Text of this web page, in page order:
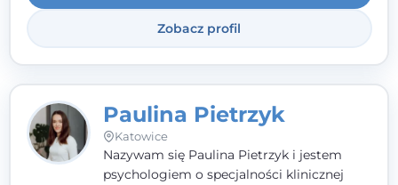
Zobacz profil
Paulina Pietrzyk
Katowice
Nazywam się Paulina Pietrzyk i jestem
psychologiem o specjalności klinicznej